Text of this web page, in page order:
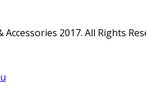
2017. All Rights